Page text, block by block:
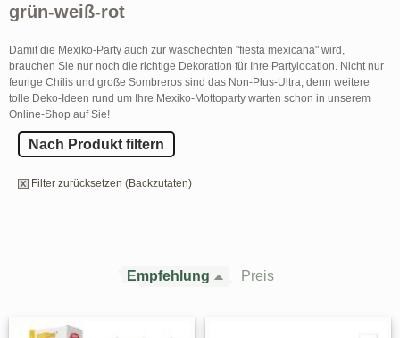
grün-weiß-rot
Damit die Mexiko-Party auch zur waschechten "fiesta mexicana" wird,
brauchen Sie nur noch die richtige Dekoration für Ihre Partylocation. Nicht nur
feurige Chilis und große Sombreros sind das Non-Plus-Ultra, denn weitere
tolle Deko-Ideen rund um Ihre Mexiko-Mottoparty warten schon in unserem
Online-Shop auf Sie!
Nach Produkt filtern
Filter zurücksetzen (Backzutaten)
Empfehlung Preis